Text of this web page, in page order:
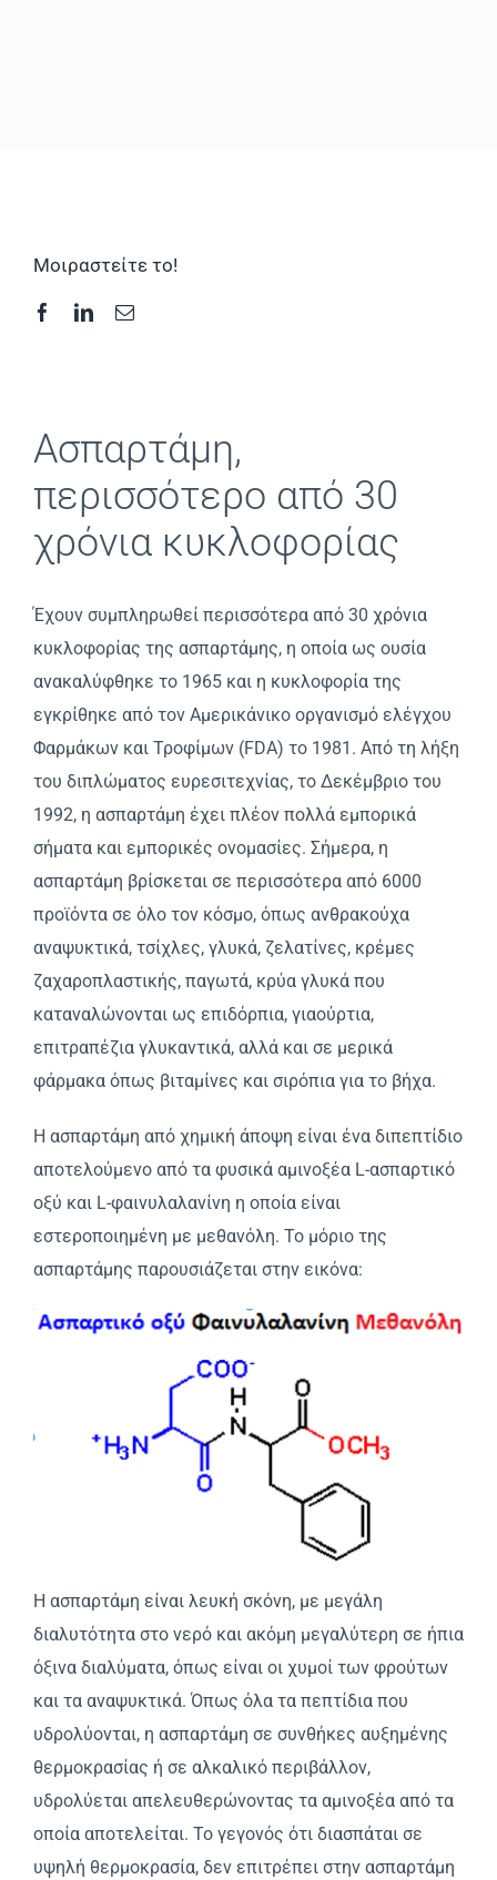
Μοιραστείτε το!
Ασπαρτάμη,
περισσότερο από 30
χρόνια κυκλοφορίας
Έχουν συμπληρωθεί περισσότερα από 30 χρόνια
κυκλοφορίας της ασπαρτάμης, η οποία ως ουσία
ανακαλύφθηκε το 1965 και η κυκλοφορία της
εγκρίθηκε από τον Αμερικάνικο οργανισμό ελέγχου
Φαρμάκων και Τροφίμων (FDA) το 1981. Από τη λήξη
του διπλώματος ευρεσιτεχνίας, το Δεκέμβριο του
1992, η ασπαρτάμη έχει πλέον πολλά εμπορικά
σήματα και εμπορικές ονομασίες. Σήμερα, η
ασπαρτάμη βρίσκεται σε περισσότερα από 6000
προϊόντα σε όλο τον κόσμο, όπως ανθρακούχα
αναψυκτικά, τσίχλες, γλυκά, ζελατίνες, κρέμες
ζαχαροπλαστικής, παγωτά, κρύα γλυκά που
καταναλώνονται ως επιδόρπια, γιαούρτια,
επιτραπέζια γλυκαντικά, αλλά και σε μερικά
φάρμακα όπως βιταμίνες και σιρόπια για το βήχα.
Η ασπαρτάμη από χημική άποψη είναι ένα διπεπτίδιο
αποτελούμενο από τα φυσικά αμινοξέα L-ασπαρτικό
οξύ και L-φαινυλαλανίνη η οποία είναι
εστεροποιημένη με μεθανόλη. Το μόριο της
ασπαρτάμης παρουσιάζεται στην εικόνα:
Η ασπαρτάμη είναι λευκή σκόνη, με μεγάλη
διαλυτότητα στο νερό και ακόμη μεγαλύτερη σε ήπια
όξινα διαλύματα, όπως είναι οι χυμοί των φρούτων
και τα αναψυκτικά. Όπως όλα τα πεπτίδια που
υδρολύονται, η ασπαρτάμη σε συνθήκες αυξημένης
θερμοκρασίας ή σε αλκαλικό περιβάλλον,
υδρολύεται απελευθερώνοντας τα αμινοξέα από τα
οποία αποτελείται. Το γεγονός ότι διασπάται σε
υψηλή θερμοκρασία, δεν επιτρέπει στην ασπαρτάμη